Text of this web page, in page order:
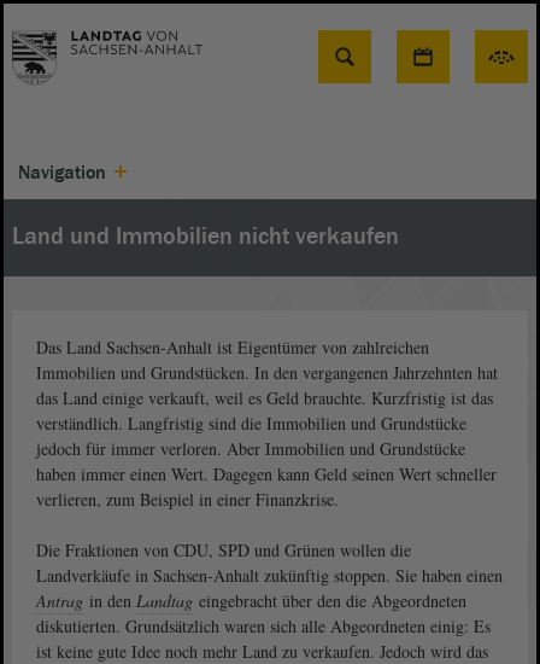
Suche
Navigation
Land und Immobilien nicht verkaufen
Das Land Sachsen-Anhalt ist Eigentümer von zahlreichen
Immobilien und Grundstücken. In den vergangenen Jahrzehnten hat
das Land einige verkauft, weil es Geld brauchte. Kurzfristig ist das
verständlich. Langfristig sind die Immobilien und Grundstücke
jedoch für immer verloren. Aber Immobilien und Grundstücke
haben immer einen Wert. Dagegen kann Geld seinen Wert schneller
verlieren, zum Beispiel in einer Finanzkrise.
Die Fraktionen von CDU, SPD und Grünen wollen die
Landverkäufe in Sachsen-Anhalt zukünftig stoppen. Sie haben einen
Antrag in den Landtag eingebracht über den die Abgeordneten
diskutierten. Grundsätzlich waren sich alle Abgeordneten einig: Es
ist keine gute Idee noch mehr Land zu verkaufen. Jedoch wird das